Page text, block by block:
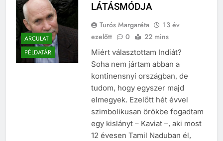
ARCULAT
PÉLDATÁR
LÁTÁSMÓDJA
Turós Margaréta
13 év
ezelőtt
0 22 mins
Miért választottam Indiát?
Soha nem jártam abban a
kontinensnyi országban, de
tudom, hogy egyszer majd
elmegyek. Ezelőtt hét évvel
szimbolikusan örökbe fogadtam
egy kislányt – Kaviat –, aki most
12 évesen Tamil Naduban él,